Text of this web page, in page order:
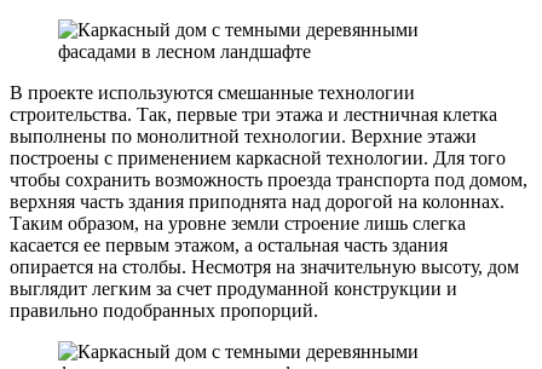
В проекте используются смешанные технологии
строительства. Так, первые три этажа и лестничная клетка
выполнены по монолитной технологии. Верхние этажи
построены с применением каркасной технологии. Для того
чтобы сохранить возможность проезда транспорта под домом,
верхняя часть здания приподнята над дорогой на колоннах.
Таким образом, на уровне земли строение лишь слегка
касается ее первым этажом, а остальная часть здания
опирается на столбы. Несмотря на значительную высоту, дом
выглядит легким за счет продуманной конструкции и
правильно подобранных пропорций.